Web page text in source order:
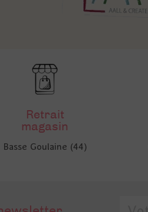
Retrait
magasin
Basse Goulaine (44)